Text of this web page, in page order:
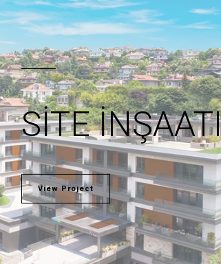
SITE
View Project